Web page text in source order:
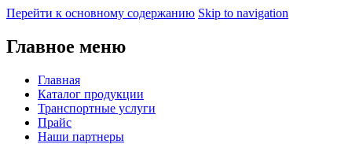
Перейти к основному содержанию Skip to navigation
Главное меню
Главная
Каталог продукции
Транспортные услуги
Прайс
Наши партнеры